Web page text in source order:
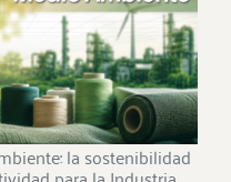
la sostenibilidad